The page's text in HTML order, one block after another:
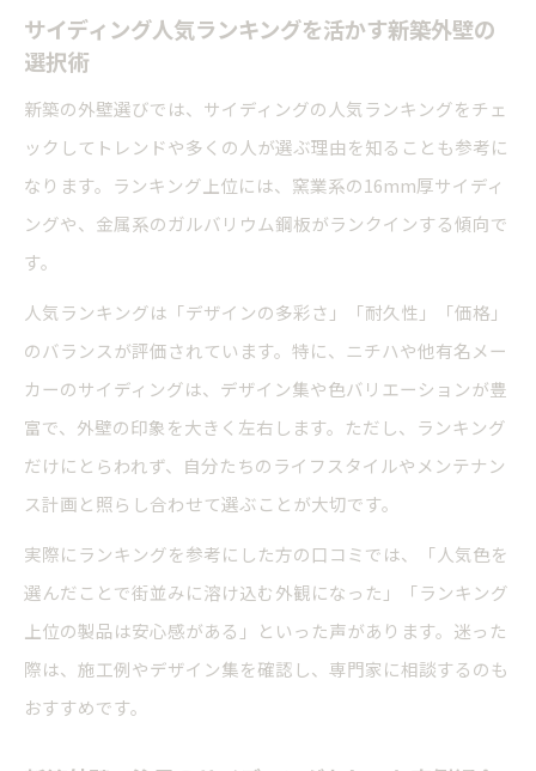
サイディング人気ランキングを活かす新築外壁の
選択術
新築の外壁選びでは、サイディングの人気ランキングをチェ
ックしてトレンドや多くの人が選ぶ理由を知ることも参考に
なります。ランキング上位には、窯業系の16mm厚サイディ
ングや、金属系のガルバリウム鋼板がランクインする傾向で
す。
人気ランキングは「デザインの多彩さ」「耐久性」「価格」
のバランスが評価されています。特に、ニチハや他有名メー
カーのサイディングは、デザイン集や色バリエーションが豊
富で、外壁の印象を大きく左右します。ただし、ランキング
だけにとらわれず、自分たちのライフスタイルやメンテナン
ス計画と照らし合わせて選ぶことが大切です。
実際にランキングを参考にした方の口コミでは、「人気色を
選んだことで街並みに溶け込む外観になった」「ランキング
上位の製品は安心感がある」といった声があります。迷った
際は、施工例やデザイン集を確認し、専門家に相談するのも
おすすめです。